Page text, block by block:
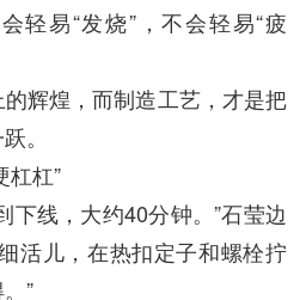
轻易“发烧”，不会轻易“疲
辉煌，而制造工艺，才是把
。
杠杠”‌
下线，大约40分钟。”石莹边
活儿，在热扣定子和螺栓拧
”